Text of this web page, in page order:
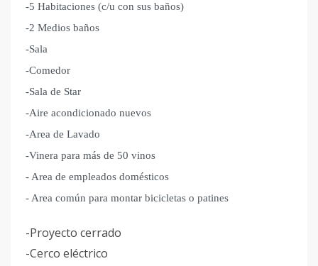
-5 Habitaciones (c/u con sus baños)
-2 Medios baños
-Sala
-Comedor
-Sala de Star
-Aire acondicionado nuevos
-Area de Lavado
-Vinera para más de 50 vinos
- Area de empleados domésticos
- Area común para montar bicicletas o patines
-Proyecto cerrado
-Cerco eléctrico